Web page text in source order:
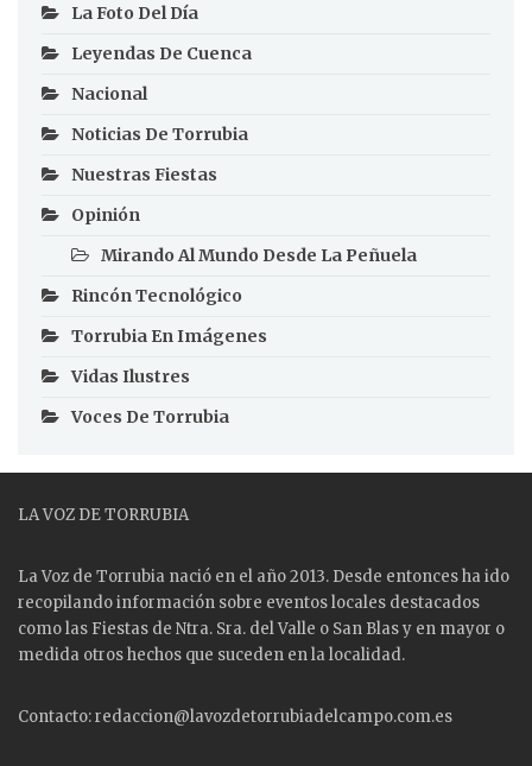
La Foto Del Día
Leyendas De Cuenca
Nacional
Noticias De Torrubia
Nuestras Fiestas
Opinión
Mirando Al Mundo Desde La Peñuela
Rincón Tecnológico
Torrubia En Imágenes
Vidas Ilustres
Voces De Torrubia
LA VOZ DE TORRUBIA
La Voz de Torrubia nació en el año 2013. Desde entonces ha ido
recopilando información sobre eventos locales destacados
como las Fiestas de Ntra. Sra. del Valle o San Blas y en mayor o
medida otros hechos que suceden en la localidad.
Contacto: redaccion@lavozdetorrubiadelcampo.com.es